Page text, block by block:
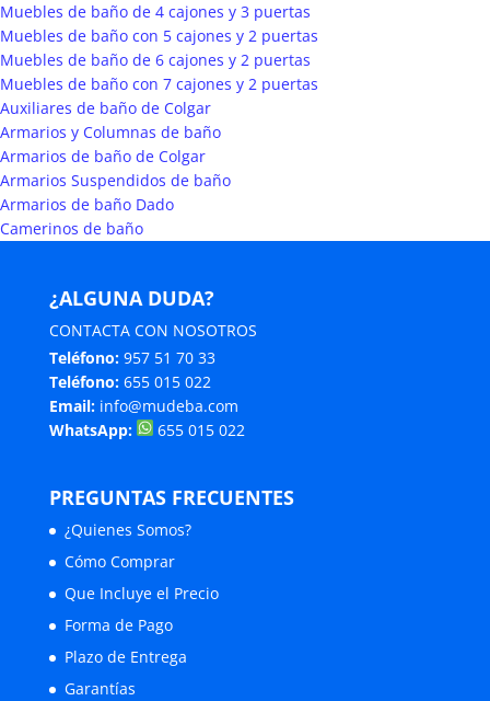
Muebles de baño de 4 cajones y 3 puertas
Muebles de baño con 5 cajones y 2 puertas
Muebles de baño de 6 cajones y 2 puertas
Muebles de baño con 7 cajones y 2 puertas
Auxiliares de baño de Colgar
Armarios y Columnas de baño
Armarios de baño de Colgar
Armarios Suspendidos de baño
Armarios de baño Dado
Camerinos de baño
¿ALGUNA DUDA?
CONTACTA CON NOSOTROS
Teléfono: 957 51 70 33
Teléfono: 655 015 022
Email: info@mudeba.com
WhatsApp:
655 015 022
PREGUNTAS FRECUENTES
¿Quienes Somos?
Cómo Comprar
Que Incluye el Precio
Forma de Pago
Plazo de Entrega
Garantías